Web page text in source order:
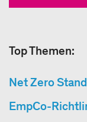
Top Themen:
Net Zero
EmpCo-